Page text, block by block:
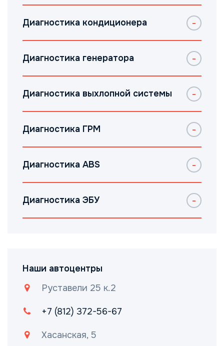
Диагностика кондиционера
Диагностика генератора
Диагностика выхлопной системы
Диагностика ГРМ
Диагностика ABS
Диагностика ЭБУ
Наши автоцентры
Руставели 25 к.2
+7 (812) 372-56-67
Хасанская, 5